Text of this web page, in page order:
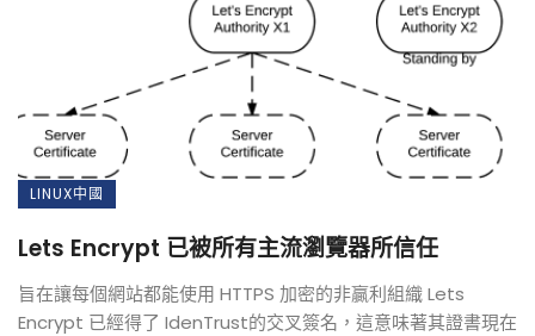
LINUX中國
Lets Encrypt 已被所有主流瀏覽器所信任
旨在讓每個網站都能使用 HTTPS 加密的非贏利組織 Lets
Encrypt 已經得了 IdenTrust的交叉簽名，這意味著其證書現在